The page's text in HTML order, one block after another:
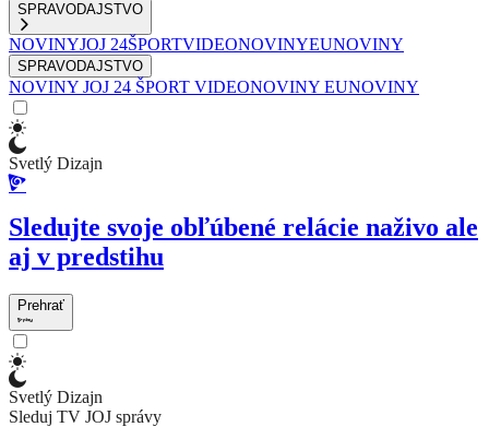
SPRAVODAJSTVO
NOVINYJOJ 24ŠPORTVIDEONOVINYEUNOVINY
SPRAVODAJSTVO
NOVINY JOJ 24 ŠPORT VIDEONOVINY EUNOVINY
Svetlý Dizajn
Sledujte svoje obľúbené relácie naživo ale
aj v predstihu
Prehrať
Svetlý Dizajn
Sleduj TV JOJ správy